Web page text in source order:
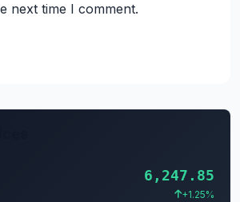
next time I comment.
6,247.85
+1.25%